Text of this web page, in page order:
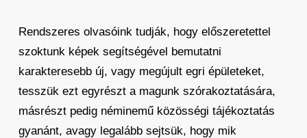
Rendszeres olvasóink tudják, hogy előszeretettel
szoktunk képek segítségével bemutatni
karakteresebb új, vagy megújult egri épületeket,
tesszük ezt egyrészt a magunk szórakoztatására,
másrészt pedig néminemű közösségi tájékoztatás
gyanánt, avagy legalább sejtsük, hogy mik